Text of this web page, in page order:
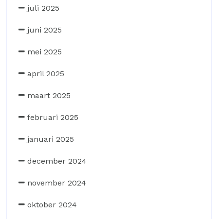
juli 2025
juni 2025
mei 2025
april 2025
maart 2025
februari 2025
januari 2025
december 2024
november 2024
oktober 2024